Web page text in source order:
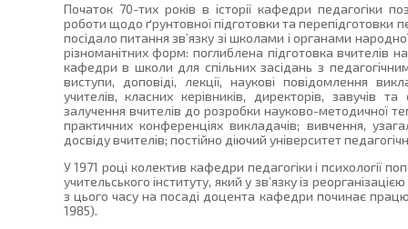
Початок 70-тих років в історії кафедри педагогіки
роботи щодо ґрунтовної підготовки та перепідготовки
посідало питання зв’язку зі школами і органами
різноманітних форм: поглиблена підготовка вчителів
кафедри в школи для спільних засідань з
виступи, доповіді, лекції, наукові повідомлення
учителів, класних керівників, директорів, завучів
залучення вчителів до розробки науково-методичної
практичних конференціях викладачів; вивчення,
досвіду вчителів; постійно діючий університет
У 1971 році колектив кафедри педагогіки і психології
учительського інституту, який у зв’язку із
з цього часу на посаді доцента кафедри починає
1985).